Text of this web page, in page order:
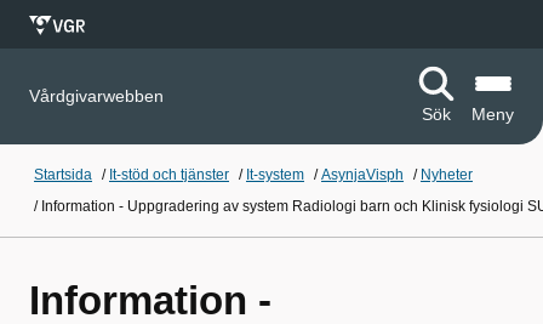
Vårdgivarwebben
Sök
Meny
Startsida / It-stöd och tjänster / It-system /AsynjaVisph / Nyheter
/ Information - Uppgradering av system Radiologi barn och Klinisk fysiologi
Information -